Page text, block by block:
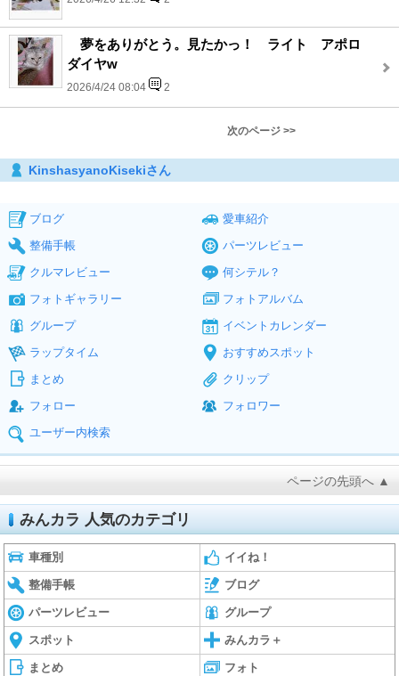
夢をありがとう。見たかっ！ ライト アポロ
ダイヤw
2026/4/24 08:04 2
次のページ >>
KinshasyanoKisekiさん
ブログ
愛車紹介
整備手帳
パーツレビュー
クルマレビュー
何シテル？
フォトギャラリー
フォトアルバム
グループ
イベントカレンダー
ラップタイム
おすすめスポット
まとめ
クリップ
フォロー
フォロワー
ユーザー内検索
ページの先頭へ ▲
みんカラ 人気のカテゴリ
車種別 イイね！
整備手帳 ブログ
パーツレビュー グループ
スポット みんカラ＋
まとめ フォト